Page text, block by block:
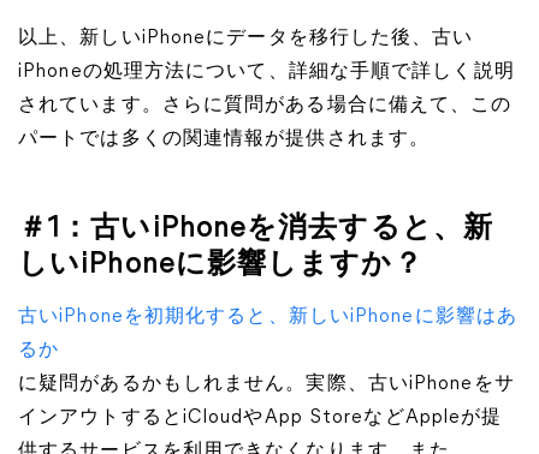
以上、新しいiPhoneにデータを移行した後、古い
iPhoneの処理方法について、詳細な手順で詳しく説明
されています。さらに質問がある場合に備えて、この
パートでは多くの関連情報が提供されます。
＃1：古いiPhoneを消去すると、新
しいiPhoneに影響しますか？
古いiPhoneを初期化すると、新しいiPhoneに影響はあ
るか
に疑問があるかもしれません。実際、古いiPhoneをサ
インアウトするとiCloudやApp StoreなどAppleが提